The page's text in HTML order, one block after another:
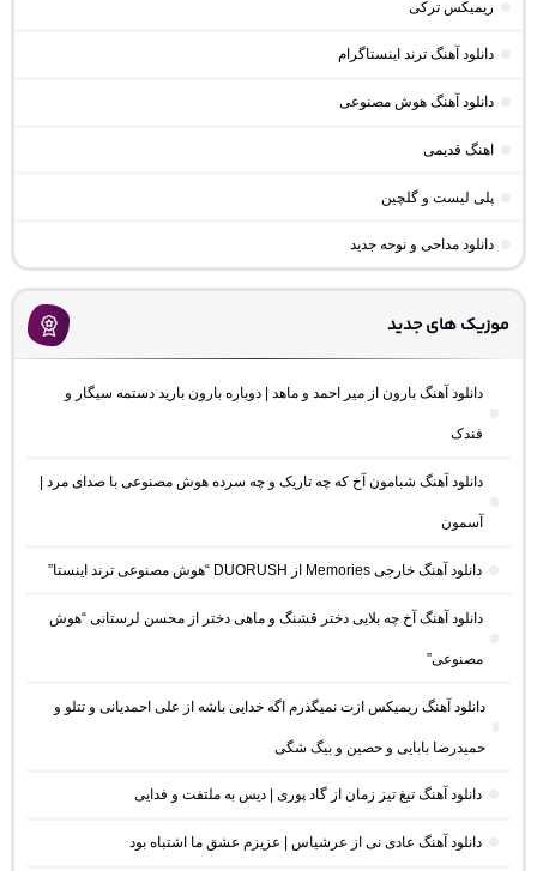
ریمیکس ترکی
دانلود آهنگ ترند اینستاگرام
دانلود آهنگ هوش مصنوعی
اهنگ قدیمی
پلی لیست و گلچین
دانلود مداحی و نوحه جدید
موزیک های جدید
دانلود آهنگ بارون از میر احمد و ماهد | دوباره بارون بارید دستمه سیگار و
فندک
دانلود آهنگ شبامون آخ که چه تاریک و چه سرده هوش مصنوعی با صدای مرد |
آسمون
دانلود آهنگ خارجی Memories از DUORUSH “هوش مصنوعی ترند اینستا”
دانلود آهنگ آخ چه بلایی دختر قشنگ و ماهی دختر از محسن لرستانی “هوش
مصنوعی”
دانلود آهنگ ریمیکس ازت نمیگذرم اگه خدایی باشه از علی احمدیانی و تتلو و
حمیدرضا بابایی و حصین و بیگ شگی
دانلود آهنگ تیغ تیز زمان از گاد پوری | دیس به ملتفت و فدایی
دانلود آهنگ عادی نی از عرشیاس | عزیزم عشق ما اشتباه بود